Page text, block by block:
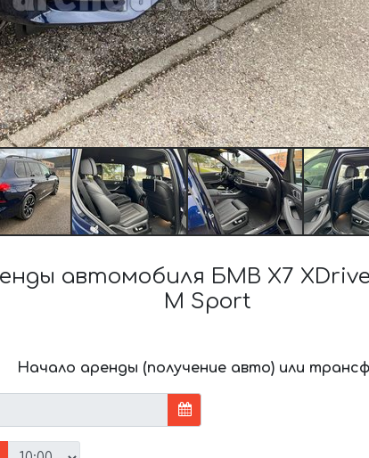
автомобиля БМВ X7 XDrive
M Sport
Начало аренды (получение авто) или